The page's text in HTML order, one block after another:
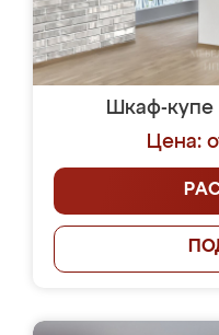
Шкаф-купе
Цена: